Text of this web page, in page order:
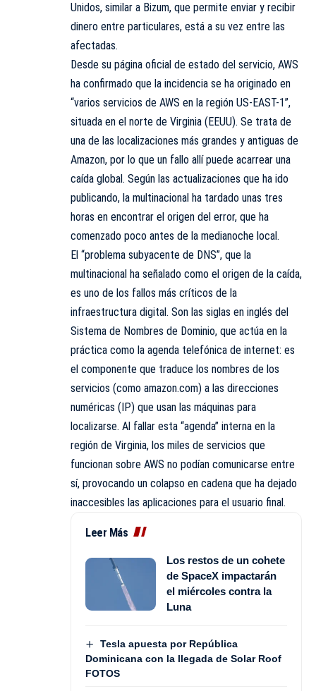
Unidos, similar a Bizum, que permite enviar y recibir
dinero entre particulares, está a su vez entre las
afectadas.
Desde su página oficial de estado del servicio, AWS
ha confirmado que la incidencia se ha originado en
“varios servicios de AWS en la región US-EAST-1”,
situada en el norte de Virginia (EEUU). Se trata de
una de las localizaciones más grandes y antiguas de
Amazon, por lo que un fallo allí puede acarrear una
caída global. Según las actualizaciones que ha ido
publicando, la multinacional ha tardado unas tres
horas en encontrar el origen del error, que ha
comenzado poco antes de la medianoche local.
El “problema subyacente de DNS”, que la
multinacional ha señalado como el origen de la caída,
es uno de los fallos más críticos de la
infraestructura digital. Son las siglas en inglés del
Sistema de Nombres de Dominio, que actúa en la
práctica como la agenda telefónica de internet: es
el componente que traduce los nombres de los
servicios (como amazon.com) a las direcciones
numéricas (IP) que usan las máquinas para
localizarse. Al fallar esta “agenda” interna en la
región de Virginia, los miles de servicios que
funcionan sobre AWS no podían comunicarse entre
sí, provocando un colapso en cadena que ha dejado
inaccesibles las aplicaciones para el usuario final.
Leer Más
Los restos de un cohete
de SpaceX impactarán
el miércoles contra la
Luna
Tesla apuesta por República
Dominicana con la llegada de Solar Roof
FOTOS